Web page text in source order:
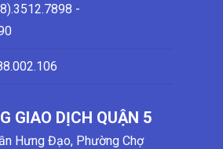
.3512.7898 -
GIAO DỊCH QUẬN 5
Hưng Đạo, Phường Chợ